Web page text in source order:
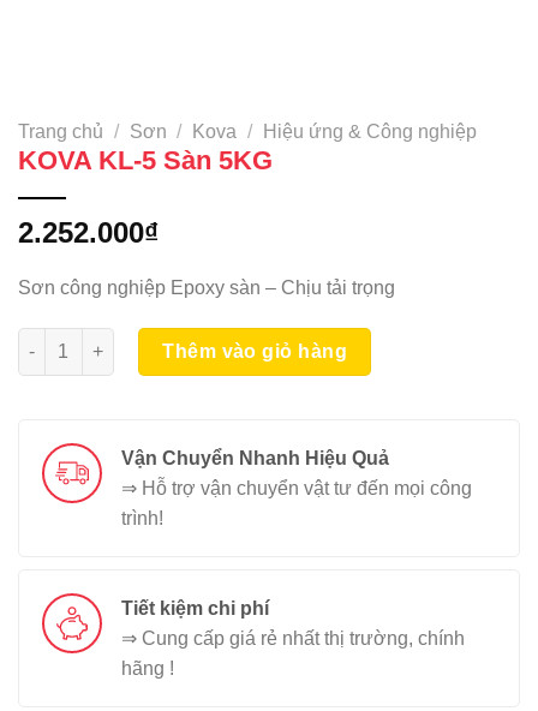
Trang chủ / Sơn / Kova / Hiệu ứng & Công nghiệp
KOVA KL-5 Sàn 5KG
2.252.000₫
Sơn công nghiệp Epoxy sàn – Chịu tải trọng
KOVA KL-5 Sàn 5KG số lượng
Thêm vào giỏ hàng
Vận Chuyển Nhanh Hiệu Quả
⇒ Hỗ trợ vận chuyển vật tư đến mọi công
trình!
Tiết kiệm chi phí
⇒ Cung cấp giá rẻ nhất thị trường, chính
hãng !